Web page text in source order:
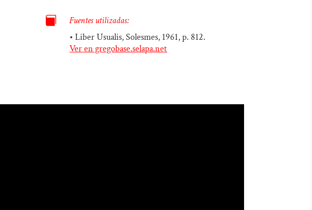

Fuentes utilizadas:
• Liber Usualis, Solesmes, 1961, p. 812.
Ver en gregobase.selapa.net